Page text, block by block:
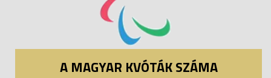
A MAGYAR KVÓTÁK SZÁMA